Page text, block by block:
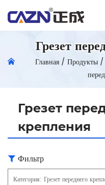
Грезет
Главная / Продукты /
Грезет
крепления
Фильтр
Категория: Грезет переднего